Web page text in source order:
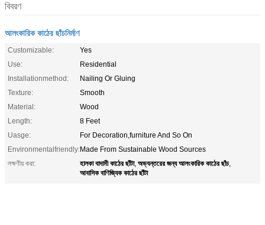
বিবরণ
আলংকারিক কাঠের ছাঁচনির্মাণ
Customizable:
Yes
Use:
Residential
Installationmethod:
Nailing Or Gluing
Texture:
Smooth
Material:
Wood
Length:
8 Feet
Uasge:
For Decoration,furniture And So On
Environmentalfriendly:Made From Sustainable Wood Sources
লক্ষণীয় করা:
হালকা বাদামী কাঠের ছাঁটা, অভ্যন্তরের জন্য আলংকারিক কাঠের ছাঁচ,
আবাসিক বাণিজ্যিক কাঠের ছাঁটা